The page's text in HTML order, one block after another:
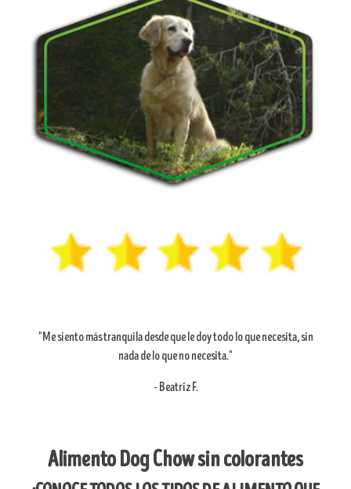
"Me siento más tranquila desde que le doy todo lo que necesita, sin
nada de lo que no necesita."
- Beatriz F.
Alimento Dog Chow sin colorantes